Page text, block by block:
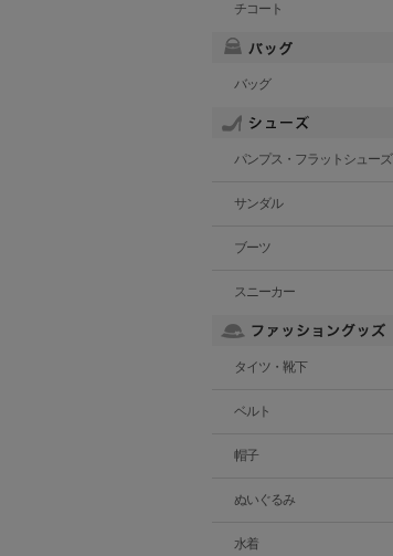
チコート
バッグ
パンプス・フラットシューズ
サンダル
ブーツ
スニーカー
タイツ・靴下
ベルト
帽子
ぬいぐるみ
水着